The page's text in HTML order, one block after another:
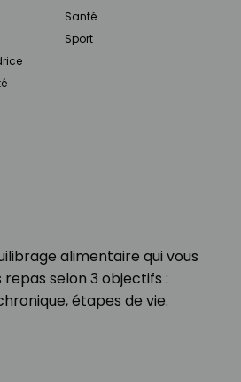
alimentaire qui vous
selon 3 objectifs :
étapes de vie.
Santé
Sport